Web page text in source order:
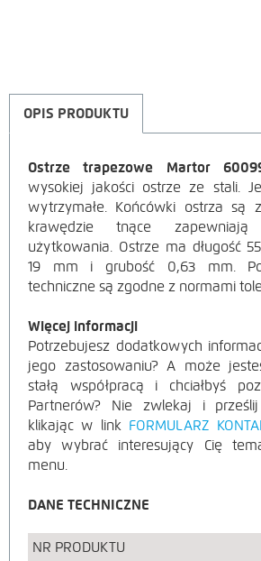
OPIS PRODUKTU
OPIS
PRODUKTU
Ostrze trapezowe Martor
wysokiej jakości ostrze ze stali.
wytrzymałe. Końcówki ostrza są
krawędzie tnące zapewniają
użytkowania. Ostrze ma długość
19 mm i grubość 0,63 mm.
techniczne są zgodne z normami
Więcej informacji
Potrzebujesz dodatkowych
jego zastosowaniu? A może
stałą współpracą i chciałbyś
Partnerów? Nie zwlekaj i
klikając w link FORMULARZ
aby wybrać interesujący Cię
menu.
DANE TECHNICZNE
NR PRODUKTU